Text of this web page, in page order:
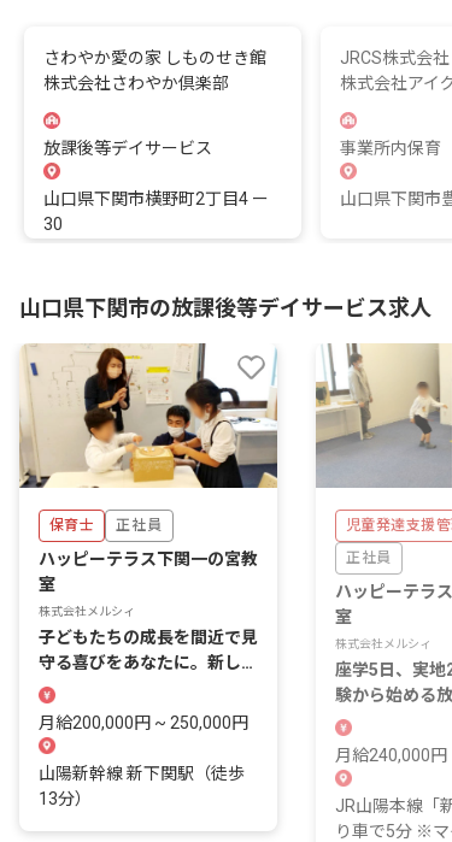
さわやか愛の家 しものせき館
株式会社さわやか倶楽部
放課後等デイサービス
山口県下関市横野町2丁目4 ー
30
JRCS株式会
株式会社アイ
事業所内保育
山口県下関市
山口県下関市の放課後等デイサービス求人
保育士 正社員
ハッピーテラス下関一の宮教
室
株式会社メルシィ
子どもたちの成長を間近で見
守る喜びをあなたに。新しい
一歩を踏み出しませんか？
月給200,000円 ~ 250,000円
山陽新幹線 新下関駅（徒歩
13分）
児童発達支援管
正社員
ハッピーテラ
室
株式会社メルシィ
座学5日、実地
験から始める
ここまでの研
月給240,000
JR山陽本線「
り車で5分 ※